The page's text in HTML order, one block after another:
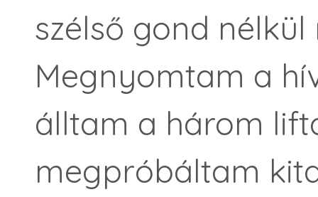
szélső gond
Megnyomtam a
álltam a három
megpróbáltam